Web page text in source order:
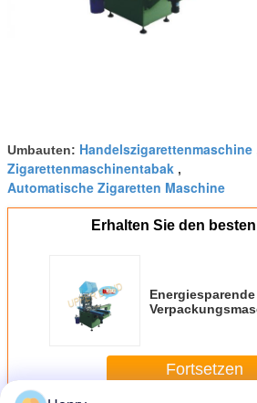
Umbauten: Handelszigarettenmaschine
Zigarettenmaschinentabak ,
Automatische Zigaretten Maschine
Erhalten Sie den
Fortsetzen